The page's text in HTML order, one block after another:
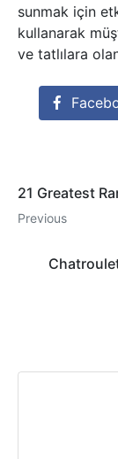
sunmak için
kullanarak
ve tatlılara
21 Greatest
Previous